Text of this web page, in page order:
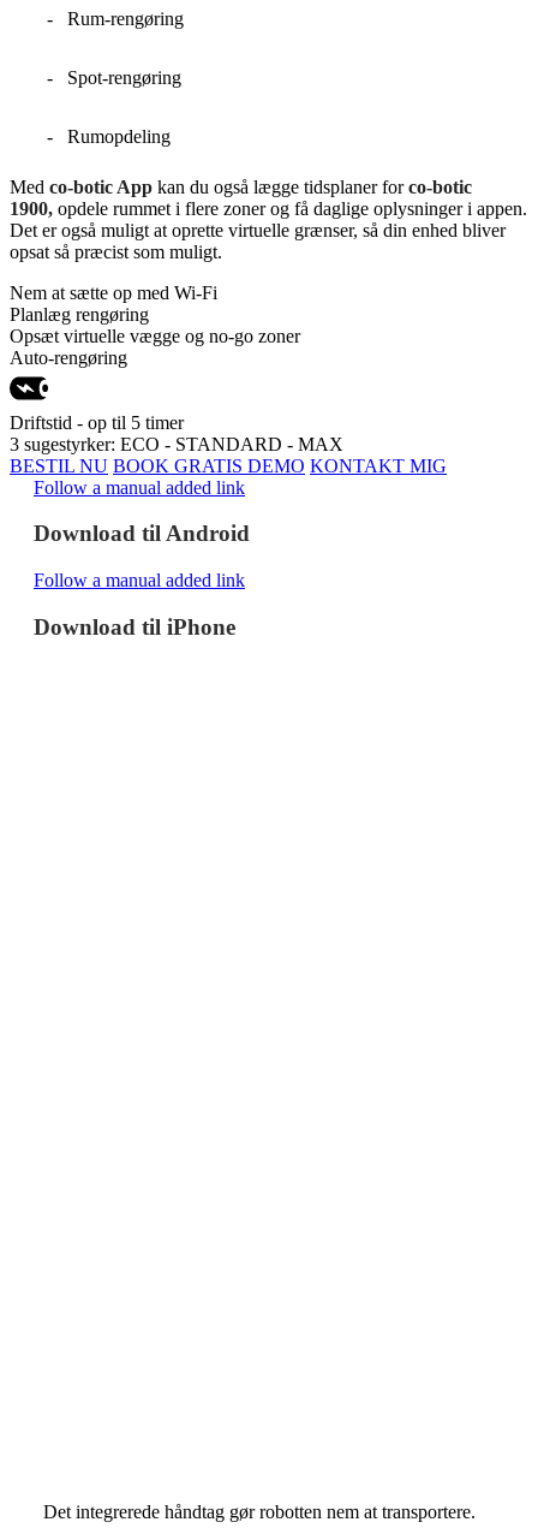
Rum-rengøring
Spot-rengøring
Rumopdeling
Med co-botic App kan du også lægge tidsplaner forco-botic
1900, opdele rummet i flere zoner og få daglige oplysninger i appen.
Det er også muligt at oprette virtuelle grænser, så din enhed bliver
opsat så præcist som muligt.
Nem at sætte op med Wi-Fi
Planlæg rengøring
Opsæt virtuelle vægge og no-go zoner
Auto-rengøring
Driftstid - op til 5 timer
3 sugestyrker: ECO - STANDARD - MAX
BESTIL NU BOOK GRATIS DEMO KONTAKT MIG
Follow a manual added link
Download til Android
Follow a manual added link
Download til iPhone
Det integrerede håndtag gør robotten nem at transportere.